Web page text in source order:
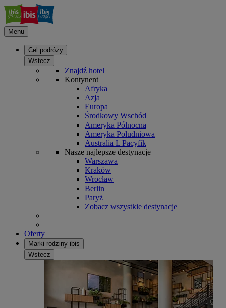
Menu
Cel podróży
Wstecz
Znajdź hotel
Kontynent
Afryka
Azja
Europa
Środkowy Wschód
Ameryka Północna
Ameryka Południowa
Australia L Pacyfik
Nasze najlepsze destynacje
Warszawa
Kraków
Wrocław
Berlin
Paryż
Zobacz wszystkie destynacje
Oferty
Marki rodziny ibis
Wstecz